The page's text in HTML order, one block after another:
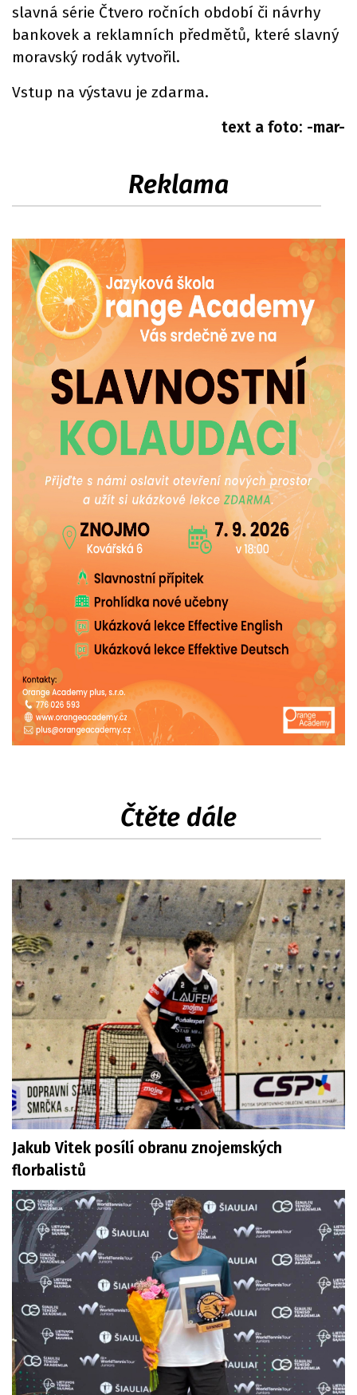
slavná série Čtvero ročních období či návrhy
bankovek a reklamních předmětů, které slavný
moravský rodák vytvořil.
Vstup na výstavu je zdarma.
text a foto: -mar-
Reklama
Čtěte dále
Jakub Vitek posílí obranu znojemských
florbalistů